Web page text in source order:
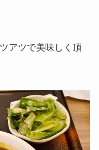
アツで美味しく頂